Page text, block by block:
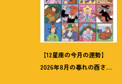
【12星座の今月の運勢】
2026年8月の暮れの酉さん